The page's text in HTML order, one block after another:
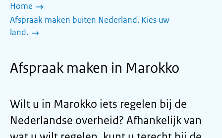
Home
Afspraak maken buiten Nederland. Kies uw
land.
Afspraak maken in Marokko
Wilt u in Marokko iets regelen bij de
Nederlandse overheid? Afhankelijk van